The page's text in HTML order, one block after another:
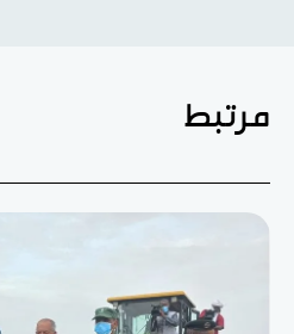
مرتبط